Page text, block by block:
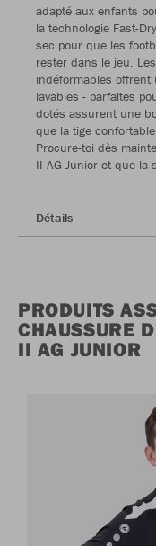
adapté aux enfants
la technologie Fast-
sec pour que les
rester dans le jeu.
indéformables
lavables - parfaites
dotés assurent une
que la tige
Procure-toi dès
II AG Junior et que la
Détails
PRODUITS
CHAUSSURE
II AG JUNIOR